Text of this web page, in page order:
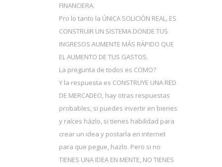
FINANCIERA.
Pro lo tanto la ÚNICA SOLICIÓN REAL, ES
CONSTRUIR UN SISTEMA DONDE TUS
INGRESOS AUMENTE MÁS RÁPIDO QUE
EL AUMENTO DE TUS GASTOS.
La pregunta de todos es COMO?
Y la respuesta es CONSTRUYE UNA RED
DE MERCADEO, hay otras respuestas
probables, si puedes invertir en bienes
y raíces házlo, si tienes habilidad para
crear un idea y postarla en internet
para que pegue, hazlo. Pero si no
TIENES UNA IDEA EN MENTE, NO TIENES